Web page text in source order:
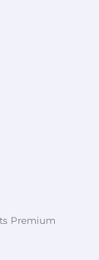
Premium